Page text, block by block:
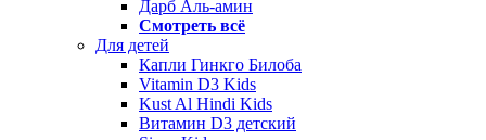
Дарб Аль-амин
Смотреть всё
Для детей
Капли Гинкго Билоба
Vitamin D3 Kids
Kust Al Hindi Kids
Витамин D3 детский